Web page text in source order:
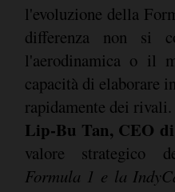
l'evoluzione della
differenza non si
l'aerodinamica o il
capacità di elaborare
rapidamente dei rivali.
Lip-Bu Tan, CEO
valore strategico
Formula 1 e la